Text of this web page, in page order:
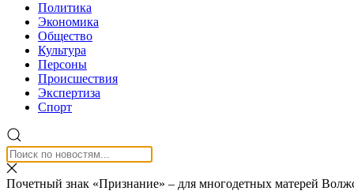
Политика
Экономика
Общество
Культура
Персоны
Происшествия
Экспертиза
Спорт
Почетный знак «Признание» – для многодетных матерей